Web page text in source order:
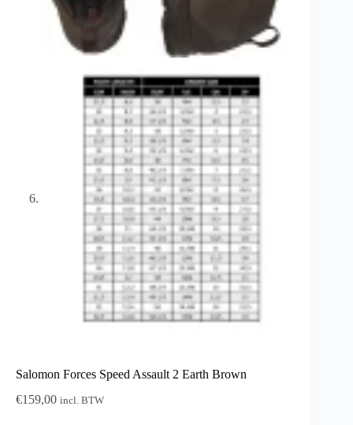
Salomon Forces Speed Assault 2 Earth Brown
€159,00 incl. BTW